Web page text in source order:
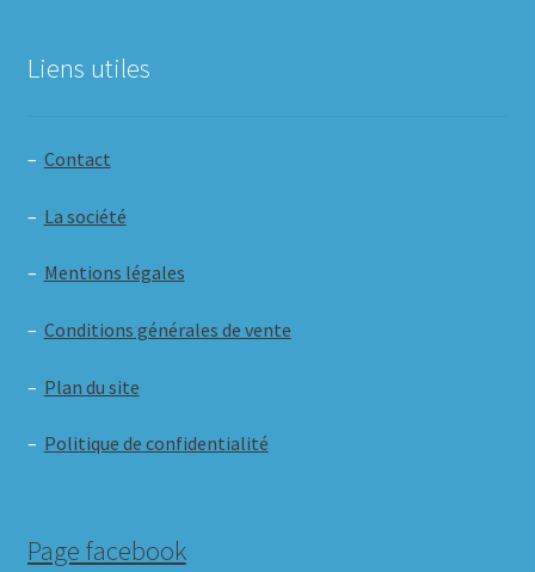
Liens utiles
– Contact
– La société
– Mentions légales
– Conditions générales de vente
– Plan du site
– Politique de confidentialité
Page facebook